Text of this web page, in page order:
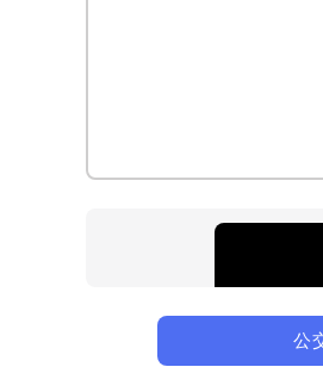
公